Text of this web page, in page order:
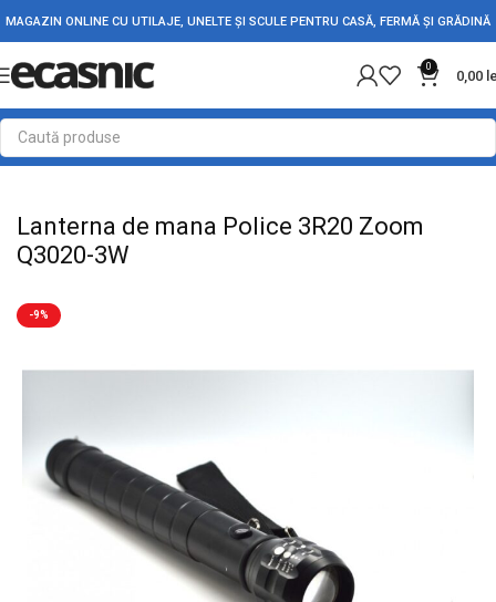
MAGAZIN ONLINE CU UTILAJE, UNELTE ȘI SCULE PENTRU CASĂ, FERMĂ ȘI GRĂDINĂ
0
0,00
Prima pagină Iluminat Led Lanterne Led Lanterne de Mana
Lanterna de mana Police 3R20 Zoom
Q3020-3W
-9%